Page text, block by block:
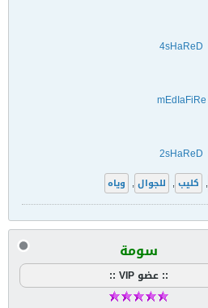
4sHaReD
mEdIaFiRe
2sHaReD
, كليب , للجوال , وياه
سومة
:: عضو VIP ::